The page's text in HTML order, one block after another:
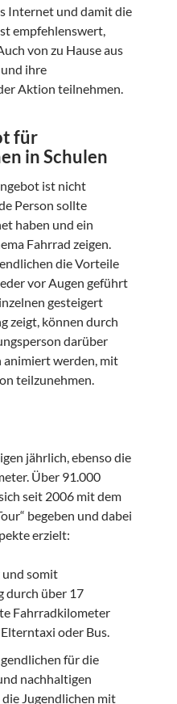
Internet und damit die
empfehlenswert,
von zu Hause aus
ihre
Aktion teilnehmen.
für
in Schulen
ist nicht
Person sollte
haben und ein
Fahrrad zeigen.
die Vorteile
vor Augen geführt
gesteigert
zeigt, können durch
darüber
animiert werden, mit
teilzunehmen.
jährlich, ebenso die
Über 91.000
seit 2006 mit dem
begeben und dabei
erzielt:
und somit
durch über 17
Fahrradkilometer
oder Bus.
für die
nachhaltigen
Jugendlichen mit